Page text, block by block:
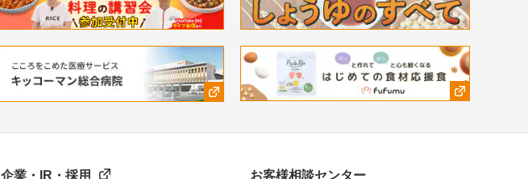
企業・IR・採用 お客様相談センター